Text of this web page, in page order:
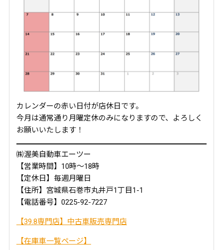
カレンダーの赤い日付が店休日です。
今月は通常通り月曜定休のみになりますので、よろしく
お願いいたします！
㈱渥美自動車エーツー
【営業時間】10時～18時
【定休日】毎週月曜日
【住所】宮城県石巻市丸井戸1丁目1-1
【電話番号】0225-92-7227
【39.8専門店】中古車販売専門店
【在庫車一覧ページ】